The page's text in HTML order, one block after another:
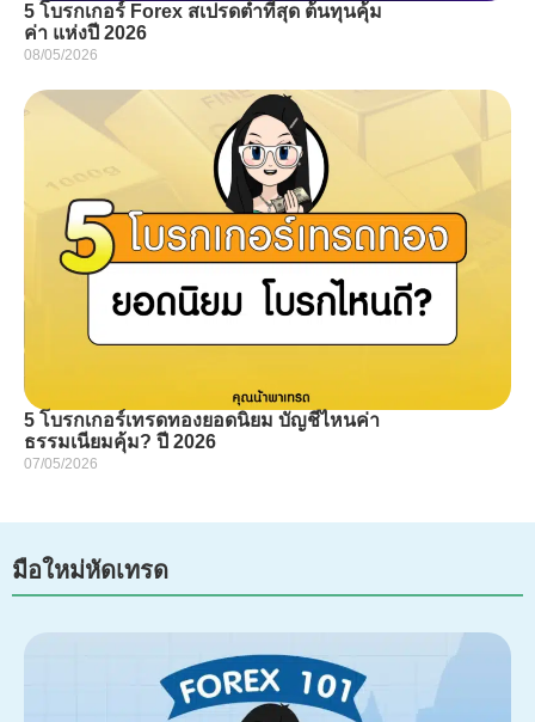
5 โบรกเกอร์ Forex สเปรดต่ำที่สุด ต้นทุนคุ้ม
ค่า แห่งปี 2026
08/05/2026
5 โบรกเกอร์เทรดทองยอดนิยม บัญชีไหนค่า
ธรรมเนียมคุ้ม? ปี 2026
07/05/2026
มือใหม่หัดเทรด